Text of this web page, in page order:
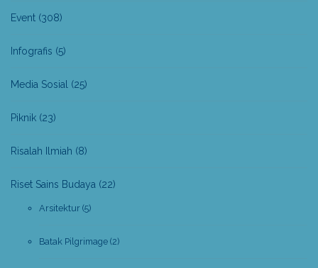
Event (308)
Infografis (5)
Media Sosial (25)
Piknik (23)
Risalah Ilmiah (8)
Riset Sains Budaya (22)
Arsitektur (5)
Batak Pilgrimage (2)